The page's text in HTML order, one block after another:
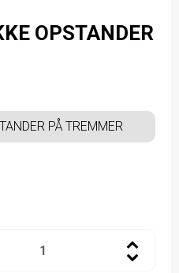
OPSTANDER
PÅ TREMMER